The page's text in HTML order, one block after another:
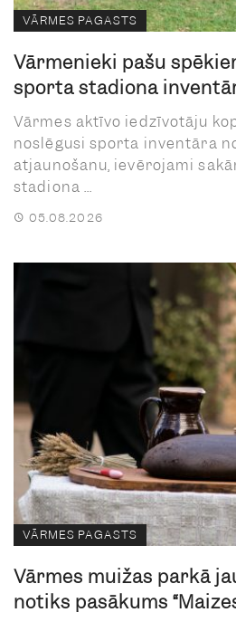
VĀRMES PAGASTS
Vārmenieki pašu
sporta stadiona
Vārmes aktīvo iedzīvotāju
noslēgusi sporta inventāra
atjaunošanu, ievērojami
stadiona ...
05.08.2026
VĀRMES PAGASTS
Vārmes muižas parkā
notiks pasākums